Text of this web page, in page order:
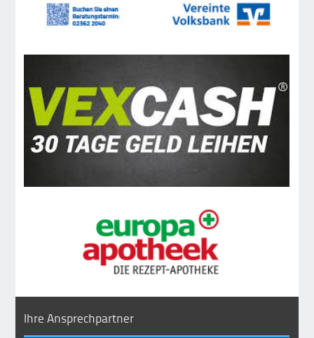
Ihre Ansprechpartner